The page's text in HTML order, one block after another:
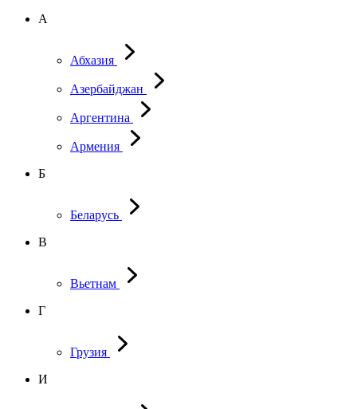
А
Абхазия
Азербайджан
Аргентина
Армения
Б
Беларусь
В
Вьетнам
Г
Грузия
И